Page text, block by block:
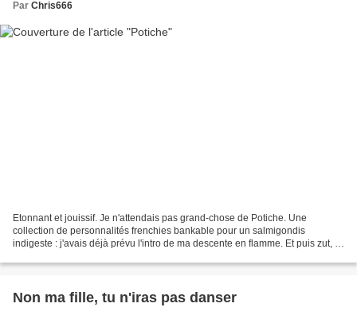
Par Chris666
Etonnant et jouissif. Je n'attendais pas grand-chose de Potiche. Une
collection de personnalités frenchies bankable pour un salmigondis
indigeste : j'avais déjà prévu l'intro de ma descente en flamme. Et puis zut, je
Non ma fille, tu n'iras pas danser